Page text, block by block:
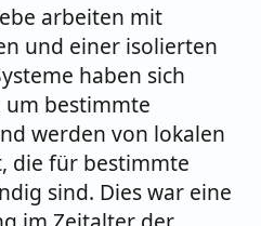
arbeiten mit
und einer isolierten
haben sich
um bestimmte
werden von lokalen
die für bestimmte
sind. Dies war eine